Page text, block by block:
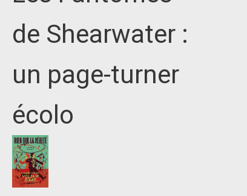
de Shearwater :
un page-turner
écolo